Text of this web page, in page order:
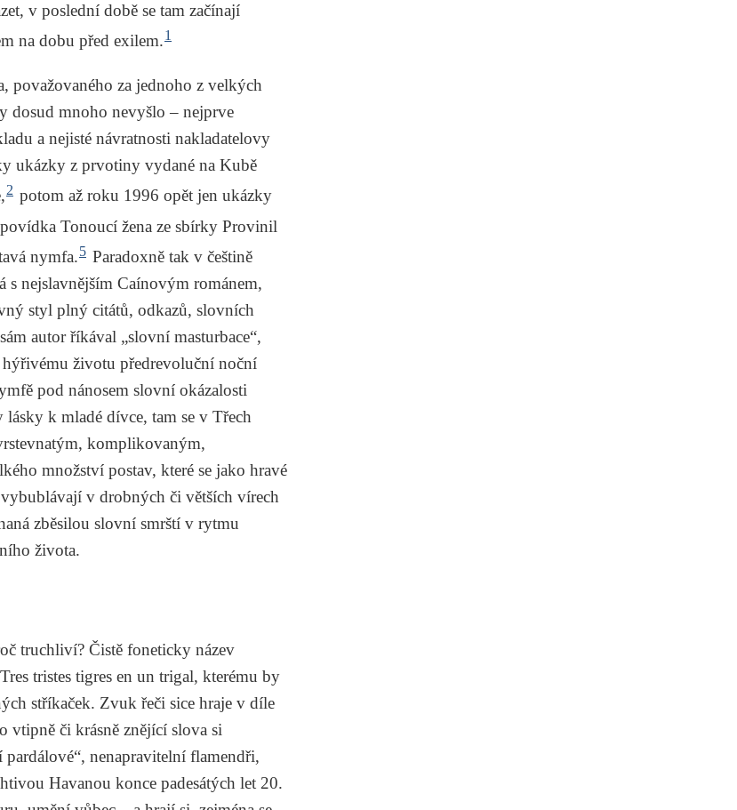
v poslední době se tam začínají
na dobu před exilem.1
považovaného za jednoho z velkých
dosud mnoho nevyšlo – nejprve
a nejisté návratnosti nakladatelovy
ukázky z prvotiny vydané na Kubě
,2 potom až roku 1996 opět jen ukázky
Tonoucí žena ze sbírky Provinil
nymfa.5 Paradoxně tak v češtině
nejslavnějším Caínovým románem,
styl plný citátů, odkazů, slovních
autor říkával „slovní masturbace“,
hýřivému životu předrevoluční noční
pod nánosem slovní okázalosti
k mladé dívce, tam se v Třech
komplikovaným,
množství postav, které se jako hravé
v drobných či větších vírech
zběsilou slovní smrští v rytmu
života.
truchliví? Čistě foneticky název
Tres tristes tigres en un trigal, kterému by
stříkaček. Zvuk řeči sice hraje v díle
vtipně či krásně znějící slova si
nenapravitelní flamendři,
Havanou konce padesátých let 20.